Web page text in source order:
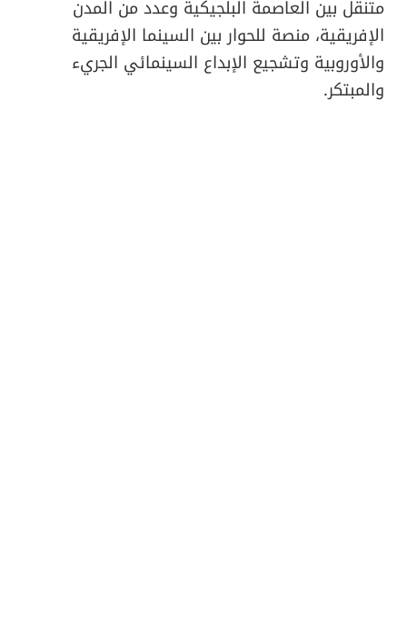
متنقل بين العاصمة البلجيكية وعدد من المدن
الإفريقية، منصة للحوار بين السينما الإفريقية
والأوروبية وتشجيع الإبداع السينمائي الجريء
والمبتكر.